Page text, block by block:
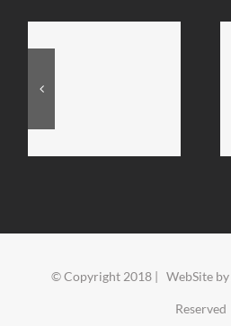
© Copyright 2018 | WebSite by
Reserved